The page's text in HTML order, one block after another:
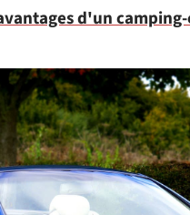
d'un